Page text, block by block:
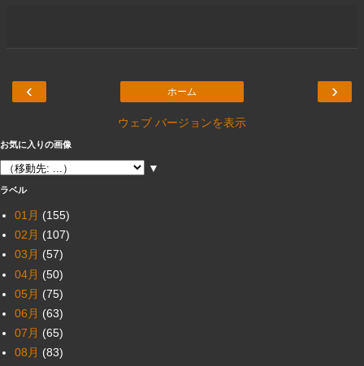
‹ ›
ホーム
ウェブ バージョンを表示
お気に入りの画像
▼
ラベル
01月 (155)
02月 (107)
03月 (57)
04月 (50)
05月 (75)
06月 (63)
07月 (65)
08月 (83)